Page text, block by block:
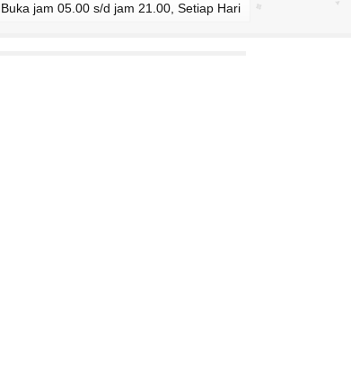
Buka jam 05.00 s/d jam 21.00, Setiap Hari